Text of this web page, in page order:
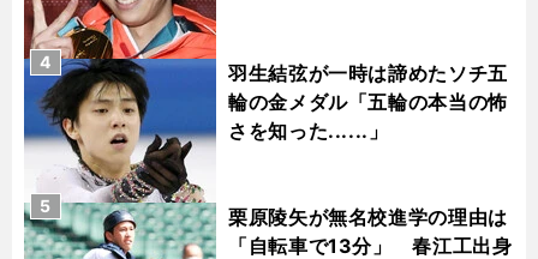
羽生結弦が一時は諦めたソチ五
輪の金メダル「五輪の本当の怖
さを知った......」
4
栗原陵矢が無名校進学の理由は
「自転車で13分」 春江工出身
5